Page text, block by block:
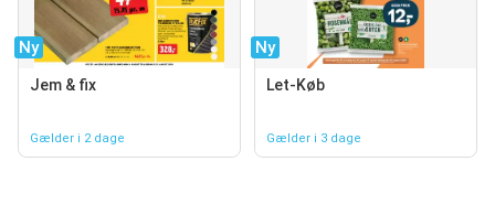
Ny
Jem & fix
Gælder i 2 dage
Ny
Let-Køb
Gælder i 3 dage